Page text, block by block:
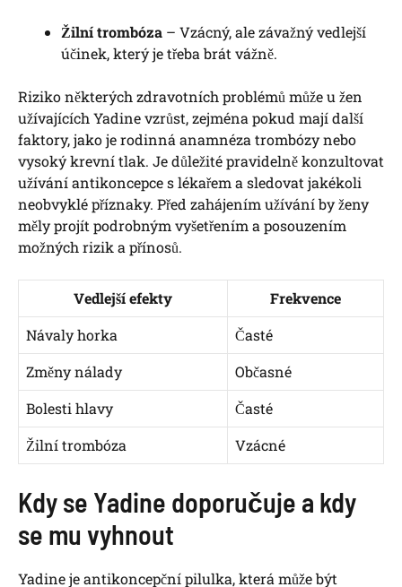
Žilní trombóza – Vzácný, ale závažný vedlejší
účinek, který je třeba brát vážně.
Riziko některých zdravotních problémů může u žen
užívajících Yadine vzrůst, zejména pokud mají další
faktory, jako je rodinná anamnéza trombózy nebo
vysoký krevní tlak. Je důležité pravidelně konzultovat
užívání antikoncepce s lékařem a sledovat jakékoli
neobvyklé příznaky. Před zahájením užívání by ženy
měly projít podrobným vyšetřením a posouzením
možných rizik a přínosů.
Vedlejší efekty
Frekvence
Návaly horka
Časté
Změny nálady
Občasné
Bolesti hlavy
Časté
Žilní trombóza
Vzácné
Kdy se Yadine doporučuje a kdy
se mu vyhnout
Yadine je antikoncepční pilulka, která může být